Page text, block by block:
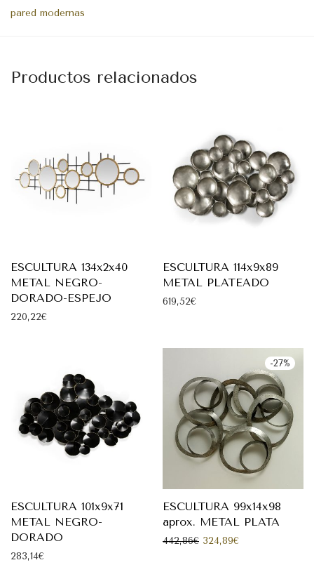
pared modernas
Productos relacionados
ESCULTURA 134x2x40
METAL NEGRO-
DORADO-ESPEJO
220,22€
ESCULTURA 114x9x89
METAL PLATEADO
619,52€
ESCULTURA 101x9x71
METAL NEGRO-
DORADO
283,14€
-27%
ESCULTURA 99x14x98
aprox. METAL PLATA
442,86€ El precio original era:
324,89€El precio